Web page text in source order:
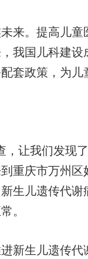
。提高儿童
我国儿科建
套政策，为
让我们发现了
重庆市万州
生儿遗传代
。
生儿遗传代